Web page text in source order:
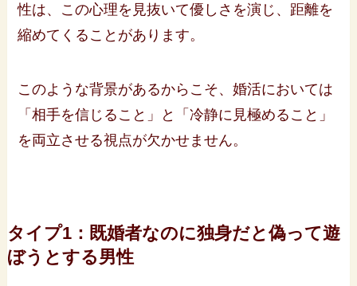
性は、この心理を見抜いて優しさを演じ、距離を
縮めてくることがあります。
このような背景があるからこそ、婚活においては
「相手を信じること」と「冷静に見極めること」
を両立させる視点が欠かせません。
タイプ1：既婚者なのに独身だと偽って遊
ぼうとする男性